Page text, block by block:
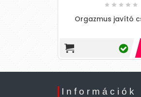
Orgazmus javító
Információk